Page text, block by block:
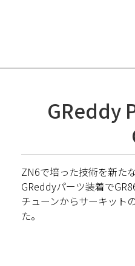
GReddy
ZN6で培った技術を新た
GReddyパーツ装着で
チューンからサーキット
た。